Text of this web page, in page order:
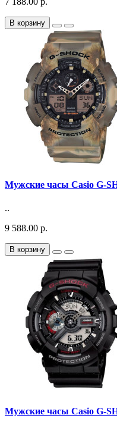
В корзину
Мужские часы Casio G-
..
9 588.00 р.
В корзину
Мужские часы Casio G-